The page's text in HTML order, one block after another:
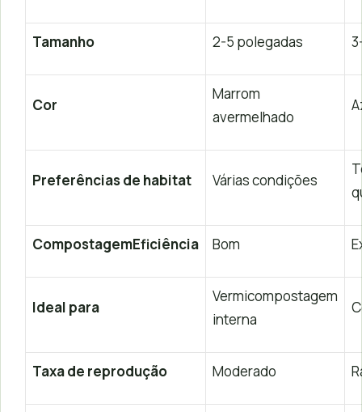
Tamanho 2-5 polegadas
Cor
Marrom
avermelhado
Preferências de habitat Várias condições
CompostagemEficiência Bom
Ideal para
Vermicompostagem
interna
Taxa de reprodução Moderado